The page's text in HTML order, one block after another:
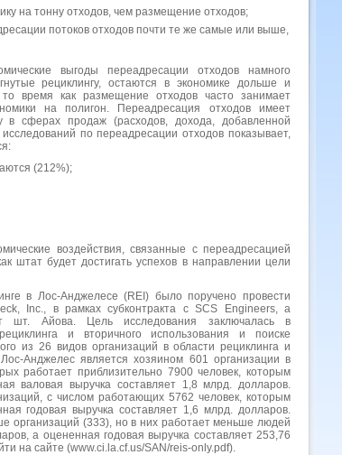
на тонну отходов, чем размещение отходов;
потоков отходов почти те же самые или выше,
выгоды переадресации отходов намного
рециклингу, остаются в экономике дольше и
время как размещение отходов часто занимает
на полигон. Переадресация отходов имеет
в сферах продаж (расходов, дохода, добавленной
по переадресации отходов показывает,
(212%);
воздействия, связанные с переадресацией
штат будет достигать успехов в направлении цели
в Лос-Анджелесе (REI) было поручено провести
Inc., в рамках субконтракта с SCS Engineers, а
шт. Айова. Цель исследования заключалась в
и вторичного использования и поиске
из 26 видов организаций в области рециклинга и
Анджелес является хозяином 601 организации в
работает приблизительно 7900 человек, которым
валовая выручка составляет 1,8 млрд. долларов.
с числом работающих 5762 человек, которым
годовая выручка составляет 1,6 млрд. долларов.
организаций (333), но в них работает меньше людей
а оцененная годовая выручка составляет 253,76
на сайте (www.ci.la.cf.us/SAN/reis-only.pdf).